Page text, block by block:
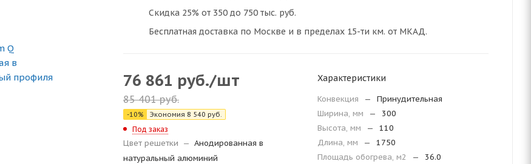
Скидка 25% от 350 до 750 тыс. руб.
Бесплатная доставка по Москве и в пределах 15-ти км. от МКАД.
76 861 руб./шт
85 401руб.
-10% Экономия 8 540 руб.
Под заказ
Цвет решетки — Анодированная в
натуральный алюминий
Характеристики
Конвекция —
Принудительная
Ширина, мм
—
300
Высота, мм
—
110
Длина, мм
—
1750
Площадь обогрева, м2
—
36.0